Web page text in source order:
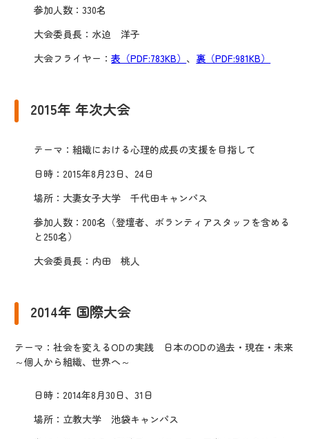
参加人数：330名
大会委員長：水迫 洋子
大会フライヤー：表（PDF:783KB） 、裏（PDF:981KB）
2015年 年次大会
テーマ：組織における心理的成長の支援を目指して
日時：2015年8月23日、24日
場所：大妻女子大学 千代田キャンパス
参加人数：200名（登壇者、ボランティアスタッフを含める
と250名）
大会委員長：内田 桃人
2014年 国際大会
テーマ：社会を変えるODの実践 日本のODの過去・現在・未来
～個人から組織、世界へ～
日時：2014年8月30日、31日
場所：立教大学 池袋キャンパス